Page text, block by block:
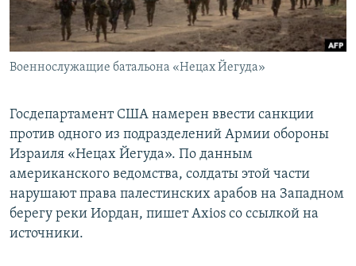
Военнослужащие батальона «Нецах Йегуда»
Госдепартамент США намерен ввести санкции
против одного из подразделений Армии обороны
Израиля «Нецах Йегуда». По данным
американского ведомства, солдаты этой части
нарушают права палестинских арабов на Западном
берегу реки Иордан, пишет Axios со ссылкой на
источники.